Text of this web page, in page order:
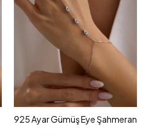
925 Ayar Gümüş Eye Şahmeran